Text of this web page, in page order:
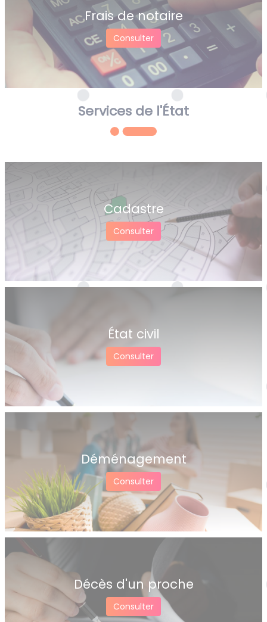
Frais de notaire
Consulter
Services de l'État
Cadastre
Consulter
État civil
Consulter
Déménagement
Consulter
Décès d'un proche
Consulter